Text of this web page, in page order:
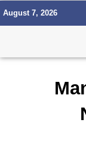
August 7, 2026